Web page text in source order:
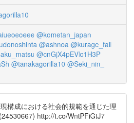
@kometan_japan
@ashnoa @kurage_fail
@cnGjX4pEVlc1H3P
@tanakagorilla10 @Seki_nin_
構成における社会的規範を通じた理
http://t.co/WntPFiGtJ7